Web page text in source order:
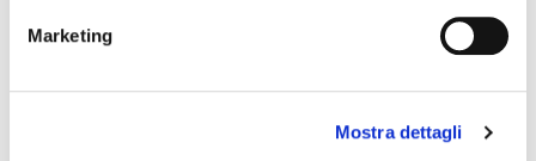
Marketing
Mostra dettagli